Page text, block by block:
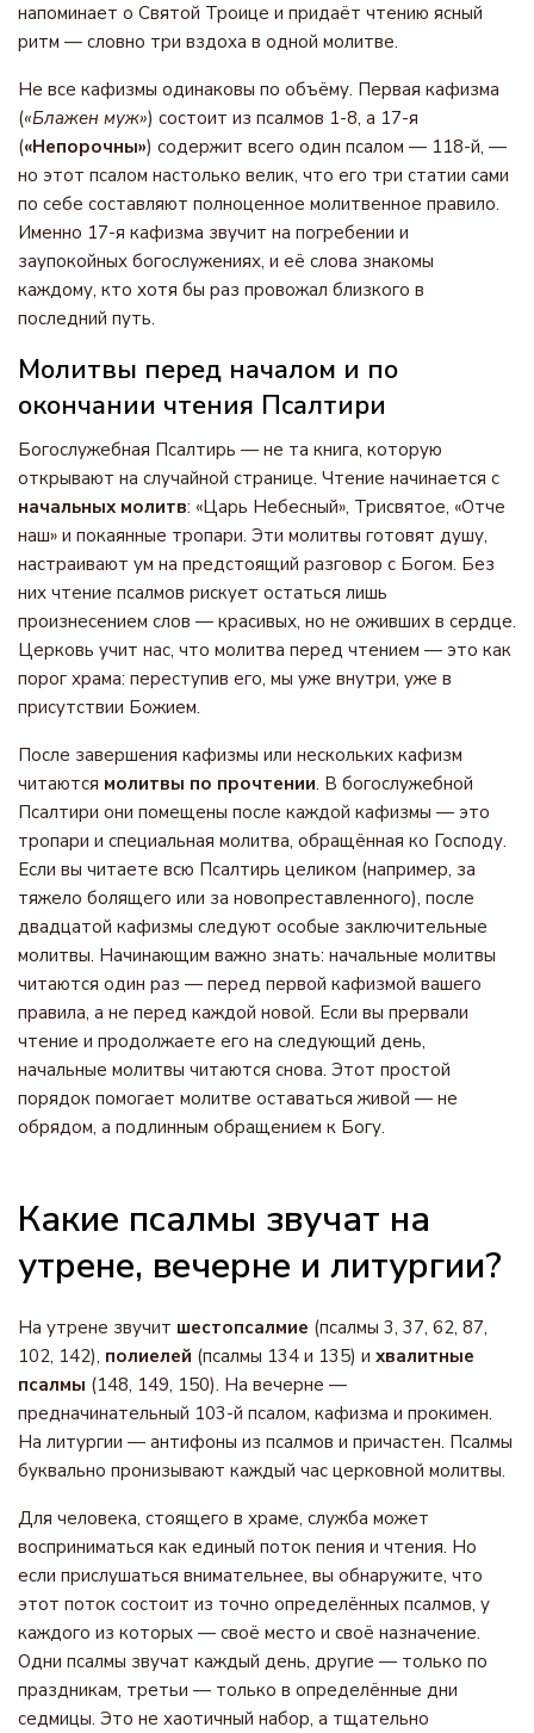
напоминает о Святой Троице и придаёт чтению ясный
ритм — словно три вздоха в одной молитве.
Не все кафизмы одинаковы по объёму. Первая кафизма
(«Блажен муж») состоит из псалмов 1-8, а 17-я
(«Непорочны») содержит всего один псалом — 118-й, —
но этот псалом настолько велик, что его три статии сами
по себе составляют полноценное молитвенное правило.
Именно 17-я кафизма звучит на погребении и
заупокойных богослужениях, и её слова знакомы
каждому, кто хотя бы раз провожал близкого в
последний путь.
Молитвы перед началом и по
окончании чтения Псалтири
Богослужебная Псалтирь — не та книга, которую
открывают на случайной странице. Чтение начинается с
начальных молитв: «Царь Небесный», Трисвятое, «Отче
наш» и покаянные тропари. Эти молитвы готовят душу,
настраивают ум на предстоящий разговор с Богом. Без
них чтение псалмов рискует остаться лишь
произнесением слов — красивых, но не оживших в сердце.
Церковь учит нас, что молитва перед чтением — это как
порог храма: переступив его, мы уже внутри, уже в
присутствии Божием.
После завершения кафизмы или нескольких кафизм
читаются молитвы по прочтении. В богослужебной
Псалтири они помещены после каждой кафизмы — это
тропари и специальная молитва, обращённая ко Господу.
Если вы читаете всю Псалтирь целиком (например, за
тяжело болящего или за новопреставленного), после
двадцатой кафизмы следуют особые заключительные
молитвы. Начинающим важно знать: начальные молитвы
читаются один раз — перед первой кафизмой вашего
правила, а не перед каждой новой. Если вы прервали
чтение и продолжаете его на следующий день,
начальные молитвы читаются снова. Этот простой
порядок помогает молитве оставаться живой — не
обрядом, а подлинным обращением к Богу.
Какие псалмы звучат на
утрене, вечерне и литургии?
На утрене звучит шестопсалмие (псалмы 3, 37, 62, 87,
102, 142), полиелей (псалмы 134 и 135) и хвалитные
псалмы (148, 149, 150). На вечерне —
предначинательный 103-й псалом, кафизма и прокимен.
На литургии — антифоны из псалмов и причастен. Псалмы
буквально пронизывают каждый час церковной молитвы.
Для человека, стоящего в храме, служба может
восприниматься как единый поток пения и чтения. Но
если прислушаться внимательнее, вы обнаружите, что
этот поток состоит из точно определённых псалмов, у
каждого из которых — своё место и своё назначение.
Одни псалмы звучат каждый день, другие — только по
праздникам, третьи — только в определённые дни
седмицы. Это не хаотичный набор, а тщательно